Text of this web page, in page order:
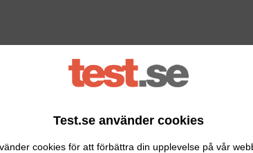
Test.se använder cookies
cookies för att förbättra din upplevelse på vår
Europas största producenter av rostfria
för matlagning.